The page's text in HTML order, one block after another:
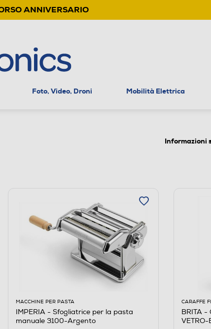
ANNIVERSARIO
Foto, Video, Droni Mobilità Elettrica
Informazioni
MACCHINE PER PASTA
IMPERIA - Sfogliatrice per la pasta
manuale 3100-Argento
CARAFFE
BRITA -